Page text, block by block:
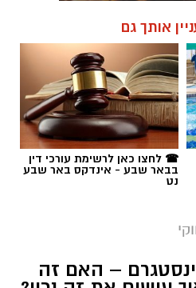
אותך גם
☎ לחצו כאן לרשימת עורכי דין
בבאר שבע - אינדקס באר שבע
נט
– האם זה